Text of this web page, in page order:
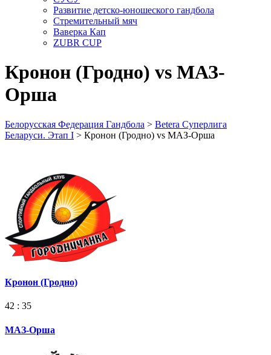
Развитие детско-юношеского гандбола
Стремительный мяч
Ваверка Кап
ZUBR CUP
Кронон (Гродно) vs МАЗ-
Орша
Белорусская Федерация Гандбола > Betera Суперлига
Беларуси. Этап I > Кронон (Гродно) vs МАЗ-Орша
Кронон (Гродно)
42 : 35
МАЗ-Орша